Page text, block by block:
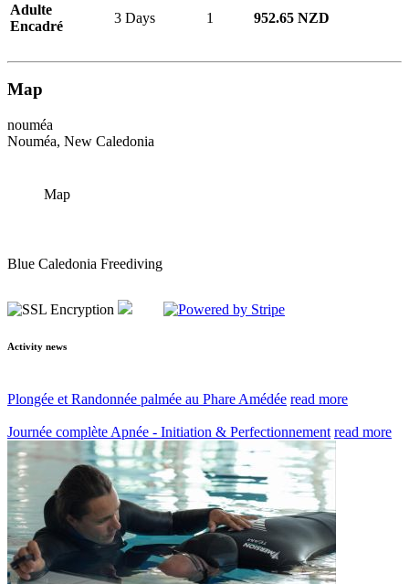
Adulte
Encadré
3 Days 1 952.65 NZD
Map
nouméa
Nouméa, New Caledonia
Map
Blue Caledonia Freediving
Activity news
Plongée et Randonnée palmée au Phare Amédée read more
Journée complète Apnée - Initiation & Perfectionnement read more